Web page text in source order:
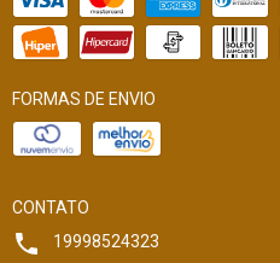
FORMAS DE ENVIO
CONTATO
19998524323